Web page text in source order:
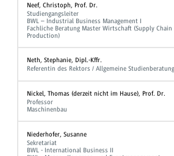
Neef, Christoph, Prof. Dr.
Studiengangsleiter
BWL – Industrial Business Management I
Fachliche Beratung Master Wirtschaft (Supply Chain
Production)
Neth, Stephanie, Dipl.-Kffr.
Referentin des Rektors / Allgemeine Studienberatung
Nickel, Thomas (derzeit nicht im Hause), Prof. Dr.
Professor
Maschinenbau
Niederhofer, Susanne
Sekretariat
BWL - International Business II